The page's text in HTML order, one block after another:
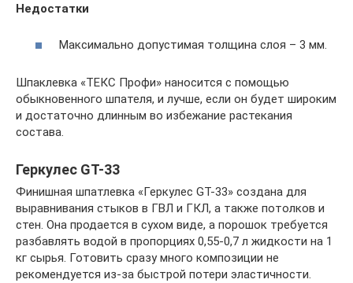
Недостатки
Максимально допустимая толщина слоя – 3 мм.
Шпаклевка «ТЕКС Профи» наносится с помощью
обыкновенного шпателя, и лучше, если он будет широким
и достаточно длинным во избежание растекания
состава.
Геркулес GT-33
Финишная шпатлевка «Геркулес GT-33» создана для
выравнивания стыков в ГВЛ и ГКЛ, а также потолков и
стен. Она продается в сухом виде, а порошок требуется
разбавлять водой в пропорциях 0,55-0,7 л жидкости на 1
кг сырья. Готовить сразу много композиции не
рекомендуется из-за быстрой потери эластичности.